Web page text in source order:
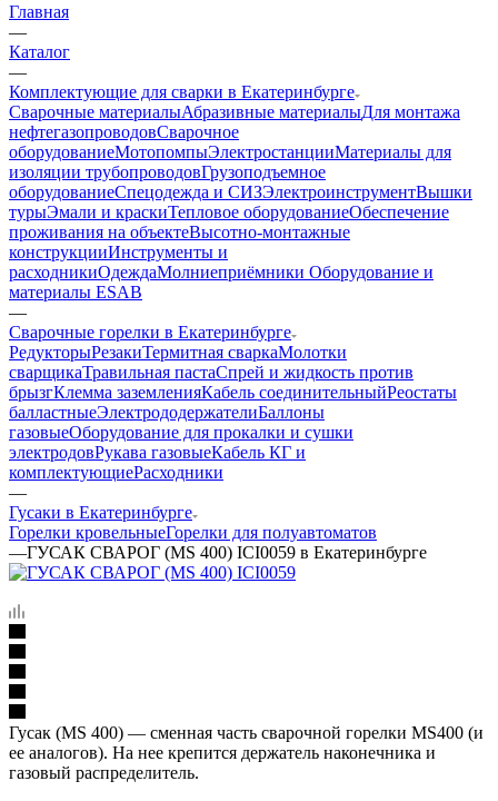
Главная
—
Каталог
—
Комплектующие для сварки в Екатеринбурге
Сварочные материалыАбразивные материалыДля монтажа
нефтегазопроводовСварочное
оборудованиеМотопомпыЭлектростанцииМатериалы для
изоляции трубопроводовГрузоподъемное
оборудованиеСпецодежда и СИЗЭлектроинструментВышки
турыЭмали и краскиТепловое оборудованиеОбеспечение
проживания на объектеВысотно-монтажные
конструкцииИнструменты и
расходникиОдеждаМолниеприёмники Оборудование и
материалы ESAB
—
Сварочные горелки в Екатеринбурге
РедукторыРезакиТермитная сваркаМолотки
сварщикаТравильная пастаСпрей и жидкость против
брызгКлемма заземленияКабель соединительныйРеостаты
балластныеЭлектрододержателиБаллоны
газовыеОборудование для прокалки и сушки
электродовРукава газовыеКабель КГ и
комплектующиеРасходники
—
Гусаки в Екатеринбурге
Горелки кровельныеГорелки для полуавтоматов
—ГУСАК СВАРОГ (MS 400) ICI0059 в Екатеринбурге
Гусак (MS 400) — сменная часть сварочной горелки MS400 (и
ее аналогов). На нее крепится держатель наконечника и
газовый распределитель.